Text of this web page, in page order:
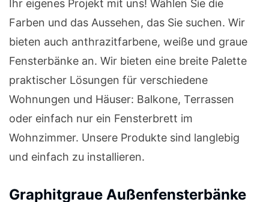
Ihr eigenes Projekt mit uns! Wählen Sie die
Farben und das Aussehen, das Sie suchen. Wir
bieten auch anthrazitfarbene, weiße und graue
Fensterbänke an. Wir bieten eine breite Palette
praktischer Lösungen für verschiedene
Wohnungen und Häuser: Balkone, Terrassen
oder einfach nur ein Fensterbrett im
Wohnzimmer. Unsere Produkte sind langlebig
und einfach zu installieren.
Graphitgraue Außenfensterbänke